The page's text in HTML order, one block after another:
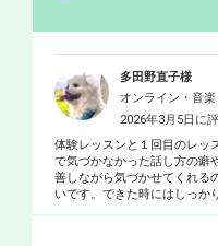
多田野直子様
オンライン・音
2026年3月5日に
体験レッスンと１回目のレッ
で気づかなかった話し方の癖
善しながら気づかせてくれる
いです。できた時にはしっか